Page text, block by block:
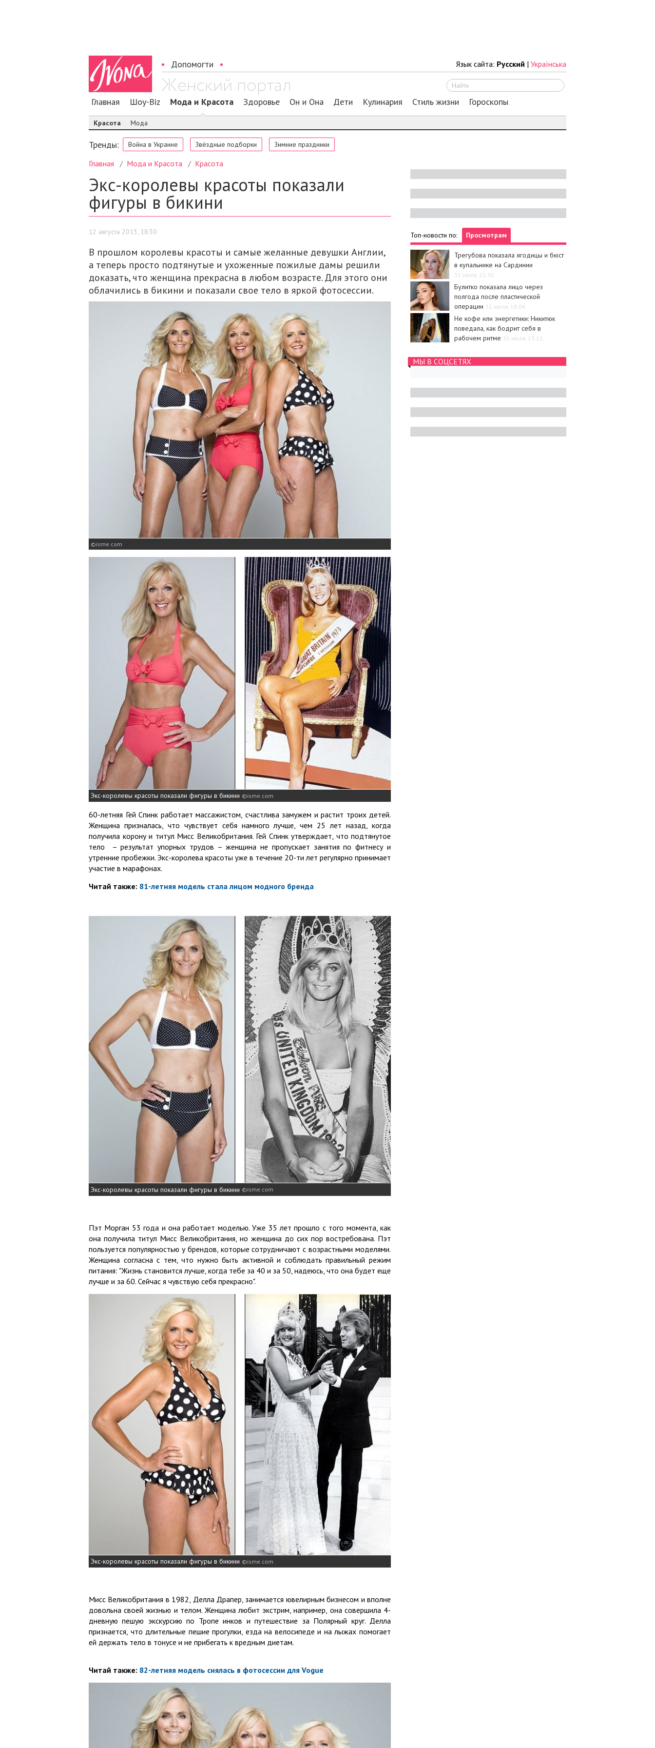
Допомогти Язык сайта: Русский | Українська
Главная Шоу-Biz Мода и Красота Здоровье Он и Она Дети Кулинария Стиль жизни Гороскопы
Красота Мода
Тренды: Война в Украине Звёздные подборки Зимние праздники
Главная Мода и Красота Красота
Экс-королевы красоты показали
фигуры в бикини
12 августа 2013, 18:30
В прошлом королевы красоты и самые желанные девушки Англии,
а теперь просто подтянутые и ухоженные пожилые дамы решили
доказать, что женщина прекрасна в любом возрасте. Для этого они
облачились в бикини и показали свое тело в яркой фотосессии.
isme.com
Экс-королевы красоты показали фигуры в бикини isme.com
60-летняя Гей Спинк работает массажистом, счастлива замужем и растит троих детей.
Женщина призналась, что чувствует себя намного лучше, чем 25 лет назад, когда
получила корону и титул Мисс Великобритания. Гей Спинк утверждает, что подтянутое
тело – результат упорных трудов – женщина не пропускает занятия по фитнесу и
утренние пробежки. Экс-королева красоты уже в течение 20-ти лет регулярно принимает
участие в марафонах.
Читай также: 81-летняя модель стала лицом модного бренда
Экс-королевы красоты показали фигуры в бикини isme.com
Пэт Морган 53 года и она работает моделью. Уже 35 лет прошло с того момента, как
она получила титул Мисс Великобритания, но женщина до сих пор востребована. Пэт
пользуется популярностью у брендов, которые сотрудничают с возрастными моделями.
Женщина согласна с тем, что нужно быть активной и соблюдать правильный режим
питания: "Жизнь становится лучше, когда тебе за 40 и за 50, надеюсь, что она будет еще
лучше и за 60. Сейчас я чувствую себя прекрасно".
Экс-королевы красоты показали фигуры в бикини isme.com
Мисс Великобритания в 1982, Делла Драпер, занимается ювелирным бизнесом и вполне
довольна своей жизнью и телом. Женщина любит экстрим, например, она совершила 4-
дневную пешую экскурсию по Тропе инков и путешествие за Полярный круг. Делла
признается, что длительные пешие прогулки, езда на велосипеде и на лыжах помогает
ей держать тело в тонусе и не прибегать к вредным диетам.
Читай также: 82-летняя модель снялась в фотосессии для Vogue
Топ-новости по: Просмотрам
Трегубова показала ягодицы и бюст
в купальнике на Сардинии
31 июля, 21:36
Булитко показала лицо через
полгода после пластической
операции 31 июля, 18:04
Не кофе или энергетики: Никитюк
поведала, как бодрит себя в
рабочем ритме 31 июля, 23:11
МЫ В СОЦСЕТЯХ